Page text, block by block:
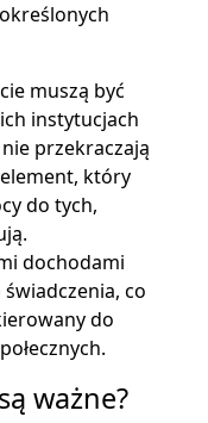
muszą być
instytucjach
przekraczają
który
do tych,
dochodami
co
do
ważne?